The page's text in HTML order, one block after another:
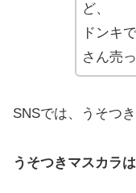
ど、
ドンキ
さん売
SNSでは、うそつ
うそつきマスカラ